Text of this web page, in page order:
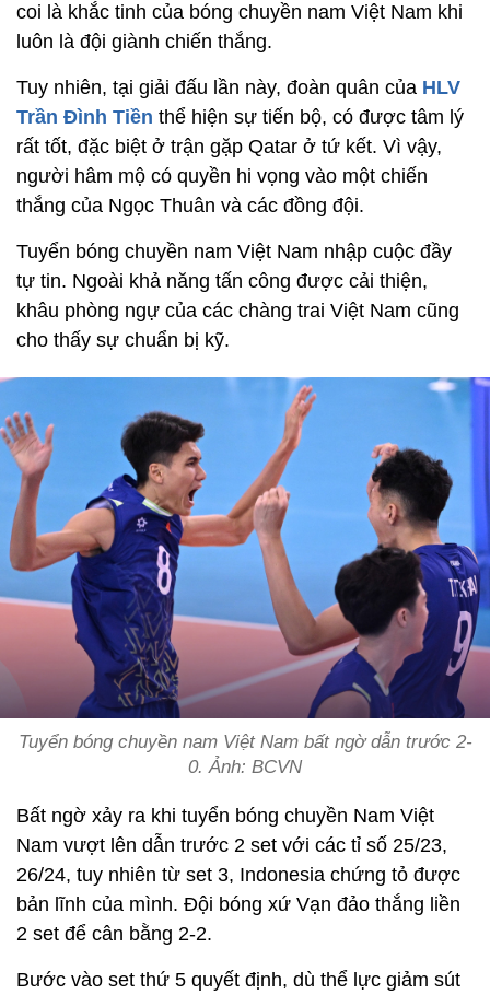
coi là khắc tinh của bóng chuyền nam Việt Nam khi
luôn là đội giành chiến thắng.
Tuy nhiên, tại giải đấu lần này, đoàn quân của HLV
Trần Đình Tiền thể hiện sự tiến bộ, có được tâm lý
rất tốt, đặc biệt ở trận gặp Qatar ở tứ kết. Vì vậy,
người hâm mộ có quyền hi vọng vào một chiến
thắng của Ngọc Thuân và các đồng đội.
Tuyển bóng chuyền nam Việt Nam nhập cuộc đầy
tự tin. Ngoài khả năng tấn công được cải thiện,
khâu phòng ngự của các chàng trai Việt Nam cũng
cho thấy sự chuẩn bị kỹ.
Tuyển bóng chuyền nam Việt Nam bất ngờ dẫn trước 2-
0. Ảnh: BCVN
Bất ngờ xảy ra khi tuyển bóng chuyền Nam Việt
Nam vượt lên dẫn trước 2 set với các tỉ số 25/23,
26/24, tuy nhiên từ set 3, Indonesia chứng tỏ được
bản lĩnh của mình. Đội bóng xứ Vạn đảo thắng liền
2 set để cân bằng 2-2.
Bước vào set thứ 5 quyết định, dù thể lực giảm sút